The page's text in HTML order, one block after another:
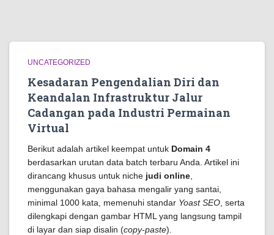
UNCATEGORIZED
Kesadaran Pengendalian Diri dan
Keandalan Infrastruktur Jalur
Cadangan pada Industri Permainan
Virtual
Berikut adalah artikel keempat untuk Domain 4
berdasarkan urutan data batch terbaru Anda. Artikel ini
dirancang khusus untuk niche judi online
menggunakan gaya bahasa mengalir yang santai,
minimal 1000 kata, memenuhi standar Yoast SEO , serta
dilengkapi dengan gambar HTML yang langsung tampil
di layar dan siap disalin (copy-paste).